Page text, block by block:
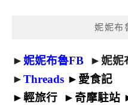
妮妮布
►妮妮布魯FB ►妮妮
►Threads ► 愛食記
►輕旅行 ► 奇摩駐站